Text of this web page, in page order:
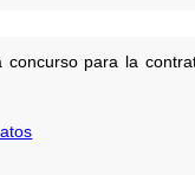
para la